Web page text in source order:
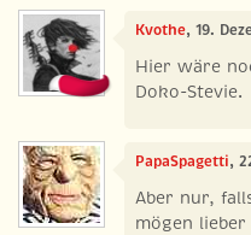
Kvothe, 19.
Hier wäre
Doko-Stevie.
PapaSpagetti,
Aber nur,
mögen